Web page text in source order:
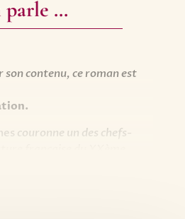
parle …
contenu, ce roman est
couronne un des chefs-
qu’il apporte un